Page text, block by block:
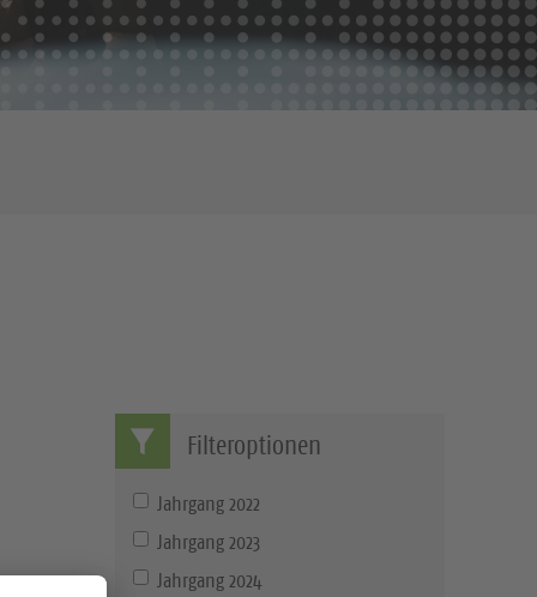
Filteroptionen
Jahrgang 2022
Jahrgang 2023
Jahrgang 2024